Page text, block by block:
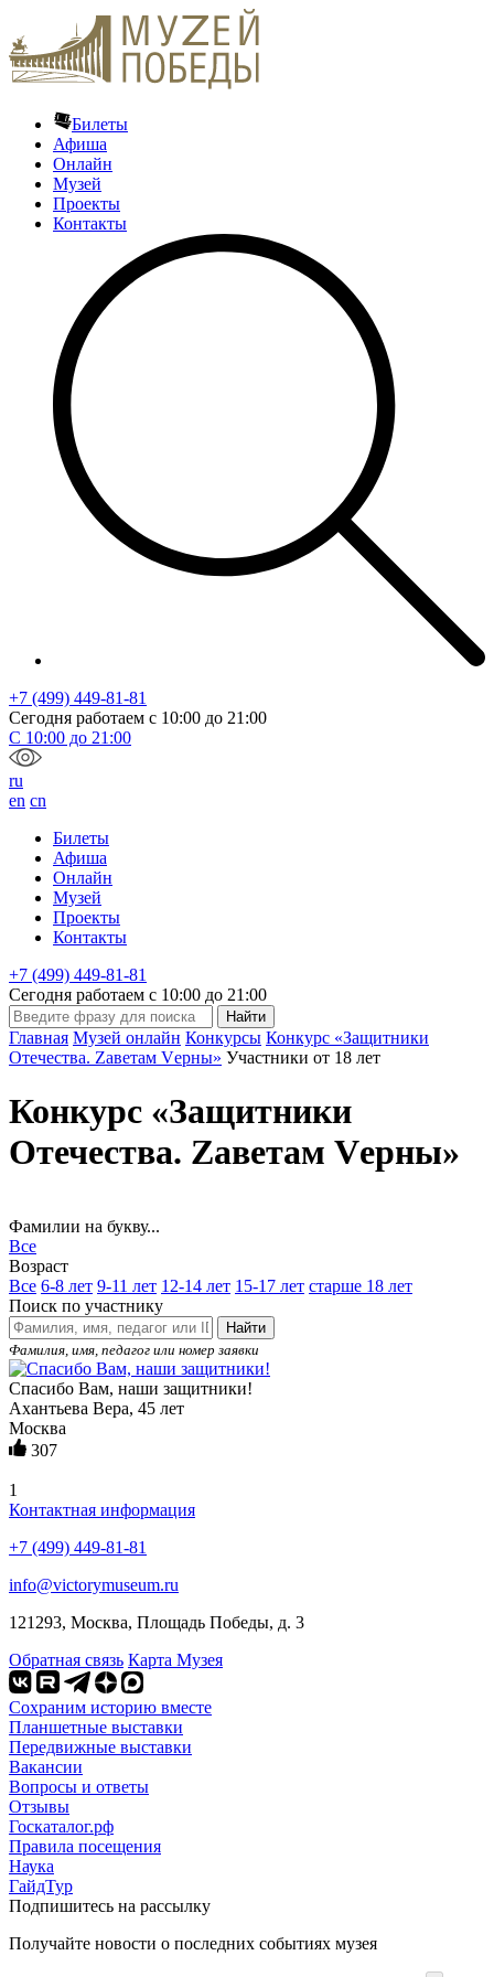
Билеты
Афиша
Онлайн
Музей
Проекты
Контакты
+7 (499) 449-81-81
Сегодня работаем с 10:00 до 21:00
С 10:00 до 21:00
ru
en cn
Билеты
Афиша
Онлайн
Музей
Проекты
Контакты
+7 (499) 449-81-81
Сегодня работаем с 10:00 до 21:00
Главная Музей онлайн Конкурсы Конкурс «Защитники
Отечества. Zаветам Vерны» Участники от 18 лет
Конкурс «Защитники
Отечества. Zаветам Vерны»
Фамилии на букву...
Все
Возраст
Все 6-8 лет 9-11 лет 12-14 лет 15-17 лет старше 18 лет
Поиск по участнику
Найти
Фамилия, имя, педагог или номер заявки
Спасибо Вам, наши защитники!
Ахантьева Вера, 45 лет
Москва
307
1
Контактная информация
+7 (499) 449-81-81
info@victorymuseum.ru
121293, Москва, Площадь Победы, д. 3
Обратная связь Карта Музея
Сохраним историю вместе
Планшетные выставки
Передвижные выставки
Вакансии
Вопросы и ответы
Отзывы
Госкаталог.рф
Правила посещения
Наука
ГайдТур
Подпишитесь на рассылку
Получайте новости о последних событиях музея